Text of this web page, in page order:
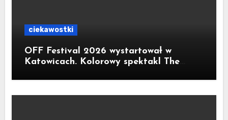
ciekawostki
OFF Festival 2026 wystartował w
Katowicach. Kolorowy spektakl The